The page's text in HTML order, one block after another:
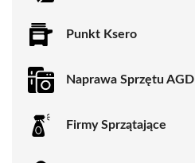
Punkt Ksero
Naprawa Sprzętu AGD
Firmy Sprzątające